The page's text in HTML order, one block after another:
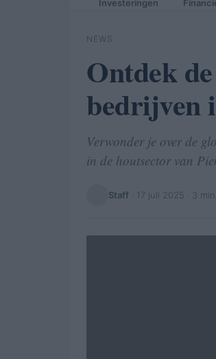
Investeringen
NEWS
Ontdek
bedrijven
Verwonder je over de
in de houtsector van
Staff 17 juli 2025 · 3 min